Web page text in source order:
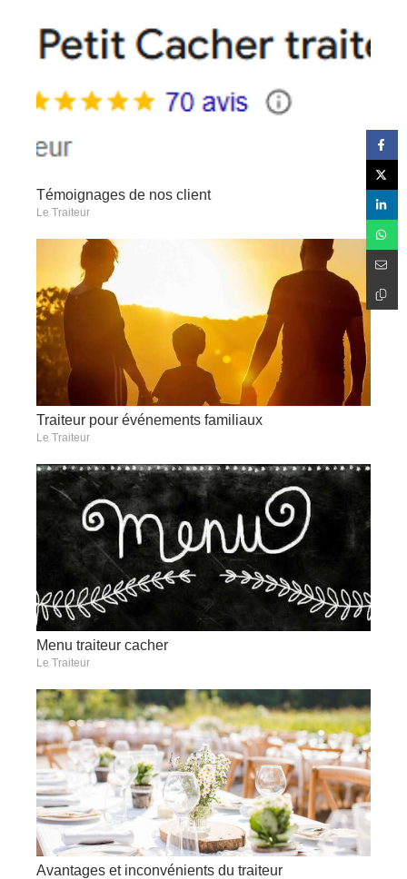
Témoignages de nos client
Le Traiteur
Traiteur pour événements familiaux
Le Traiteur
Menu traiteur cacher
Le Traiteur
Avantages et inconvénients du traiteur